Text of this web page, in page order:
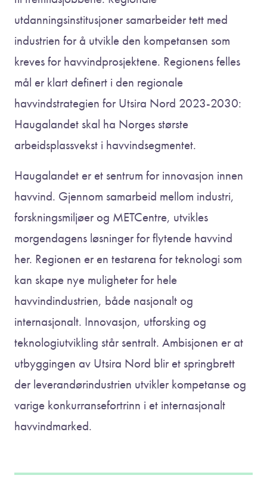
utdanningsinstitusjoner samarbeider tett med
industrien for å utvikle den kompetansen som
kreves for havvindprosjektene. Regionens felles
mål er klart definert i den regionale
havvindstrategien for Utsira Nord 2023-2030:
Haugalandet skal ha Norges største
arbeidsplassvekst i havvindsegmentet.
Haugalandet er et sentrum for innovasjon innen
havvind. Gjennom samarbeid mellom industri,
forskningsmiljøer og METCentre, utvikles
morgendagens løsninger for flytende havvind
her. Regionen er en testarena for teknologi som
kan skape nye muligheter for hele
havvindindustrien, både nasjonalt og
internasjonalt. Innovasjon, utforsking og
teknologiutvikling står sentralt. Ambisjonen er at
utbyggingen av Utsira Nord blir et springbrett
der leverandørindustrien utvikler kompetanse og
varige konkurransefortrinn i et internasjonalt
havvindmarked.